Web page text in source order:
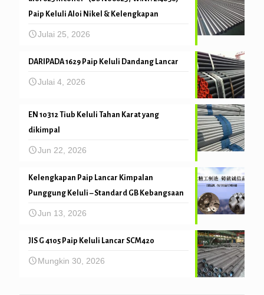
Paip Keluli Aloi Nikel & Kelengkapan
Julai 25, 2026
DARIPADA 1629 Paip Keluli Dandang Lancar
Julai 4, 2026
EN 10312 Tiub Keluli Tahan Karat yang
dikimpal
Jun 22, 2026
Kelengkapan Paip Lancar Kimpalan
Punggung Keluli – Standard GB Kebangsaan
Jun 13, 2026
JIS G 4105 Paip Keluli Lancar SCM420
Mungkin 30, 2026